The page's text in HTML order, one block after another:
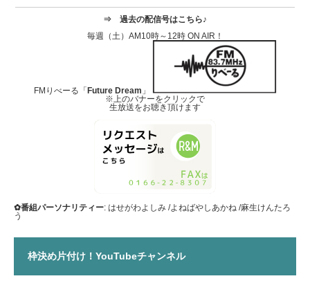
⇒ 過去の配信号はこちら♪
毎週（土）AM10時～12時 ON AIR！
FMりべーる「 Future Dream 」
※上のバナーをクリックで
生放送をお聴き頂けます
✿番組パーソナリティー: はせがわよしみ /よねばやしあかね /麻生けんたろ
う
枠決め片付け！YouTubeチャンネル